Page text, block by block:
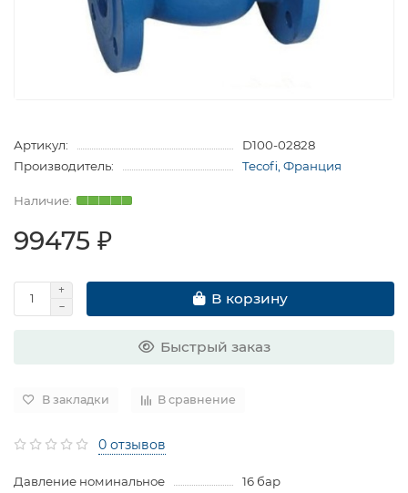
Артикул:
D100-02828
Производитель:
Tecofi, Франция
99475 ₽
В корзину
Быстрый заказ
В закладки В сравнение
0 отзывов
Давление номинальное
16 бар